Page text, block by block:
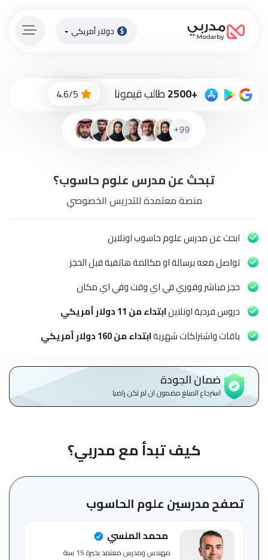
الاّن
أونلاين
باقات
وطلاب
المدارس
نحن
الشروط
والأحكام
الأساسية
للمنصة
دولار أمريكي
+2500 طالب قيمونا 4.6/5
تبحث عن مدرس علوم حاسوب؟
منصة معتمدة للتدريس الخصوصي
ابحث عن مدرس علوم حاسوب اونلاين
تواصل معه برسالة او مكالمة هاتفية قبل الحجز
حجز مباشر وفوري في اي وقت وفي اي مكان
دروس فردية اونلاينابتداء من 11 دولار أمريكي
باقات واشتراكات شهريةابتداء من 160 دولار أمريكي
ضمان الجودة
استرجاع المبلغ مضمون ان لم تكن راضيا
كيف تبدأ مع مدربي؟
تصفح مدرسين علوم الحاسوب
محمد المنسي
مهندس ومدرس معتمد بخبرة 15 سنة